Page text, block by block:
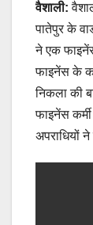
वैशाली:
पातेपुर के
ने एक फाइनेंस
फाइनेंस के
निकला की
फाइनेंस
अपराधियों